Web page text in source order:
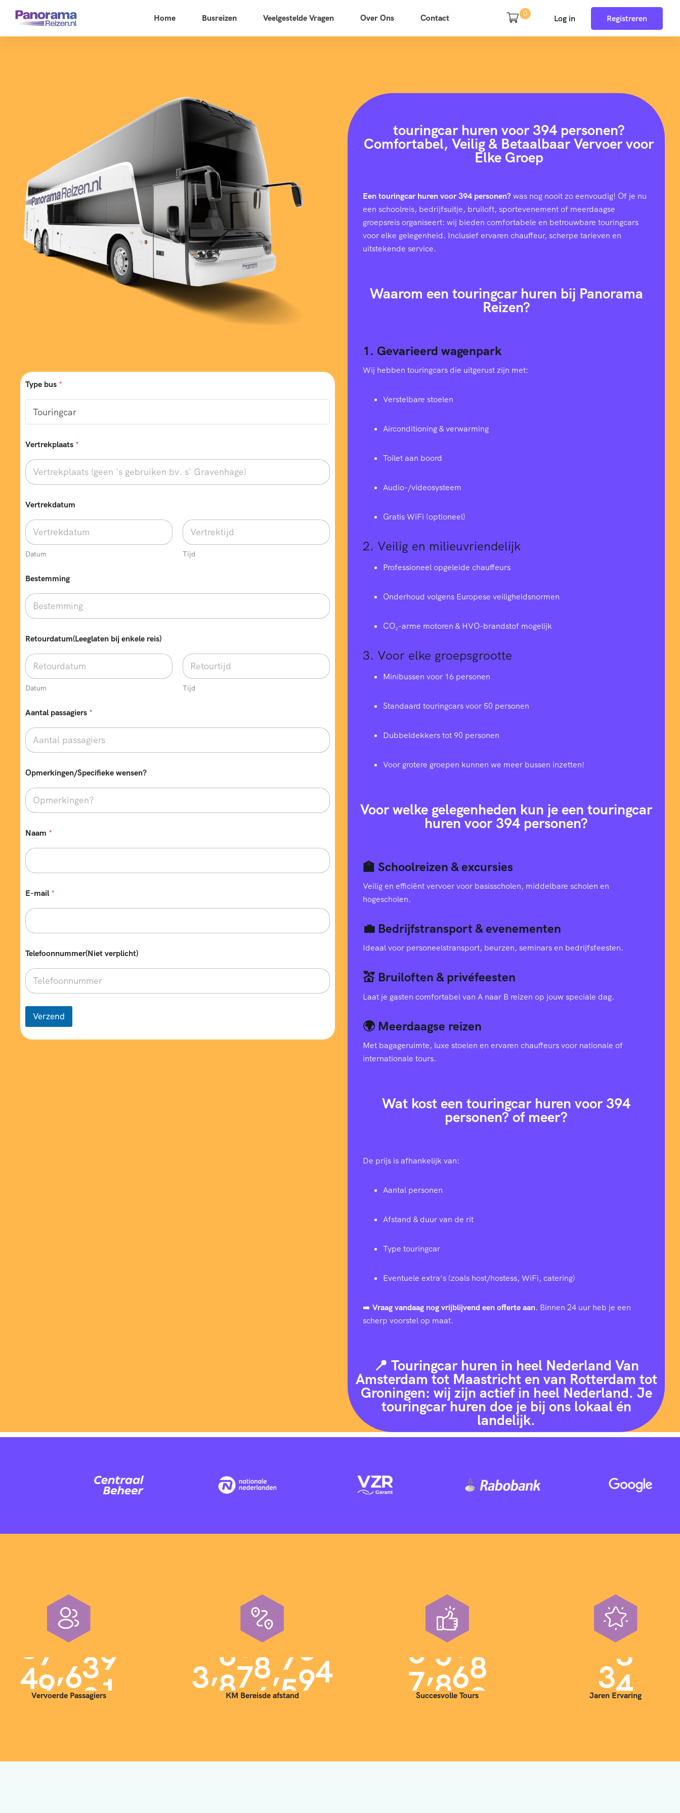
Home Busreizen Veelgestelde Vragen Over Ons Contact 0 Log in Registreren
Type bus *
Vertrekplaats *
Vertrekdatum
Datum Tijd
Bestemming
y
e
w
e
n
e
n
?
e
n
l
Retourdatum(Leeglaten bij enkele reis)
Datum Tijd
Aantal passagiers *
Opmerkingen/Specifieke wensen?
Naam *
E-mail *
Telefoonnummer(Niet verplicht)
Verzend
touringcar huren voor 394 personen?
Comfortabel, Veilig & Betaalbaar Vervoer voor
Elke Groep
Een touringcar huren voor 394 personen?was nog nooit zo eenvoudig! Of je nu
een schoolreis, bedrijfsuitje, bruiloft, sportevenement of meerdaagse
groepsreis organiseert: wij bieden comfortabele en betrouwbare touringcars
voor elke gelegenheid. Inclusief ervaren chauffeur, scherpe tarieven en
uitstekende service.
Waarom een touringcar huren bij Panorama
Reizen?
1. Gevarieerd wagenpark
Wij hebben touringcars die uitgerust zijn met:
Verstelbare stoelen
Airconditioning & verwarming
Toilet aan boord
Audio-/videosysteem
Gratis WiFi (optioneel)
2. Veilig en milieuvriendelijk
Professioneel opgeleide chauffeurs
Onderhoud volgens Europese veiligheidsnormen
CO₂-arme motoren & HVO-brandstof mogelijk
3. Voor elke groepsgrootte
Minibussen voor 16 personen
Standaard touringcars voor 50 personen
Dubbeldekkers tot 90 personen
Voor grotere groepen kunnen we meer bussen inzetten!
Voor welke gelegenheden kun je een touringcar
huren voor 394 personen?
🏫 Schoolreizen & excursies
Veilig en efficiënt vervoer voor basisscholen, middelbare scholen en
hogescholen.
💼 Bedrijfstransport & evenementen
Ideaal voor personeelstransport, beurzen, seminars en bedrijfsfeesten.
💒 Bruiloften & privéfeesten
Laat je gasten comfortabel van A naar B reizen op jouw speciale dag.
🌍 Meerdaagse reizen
Met bagageruimte, luxe stoelen en ervaren chauffeurs voor nationale of
internationale tours.
Wat kost een touringcar huren voor 394
personen? of meer?
De prijs is afhankelijk van:
Aantal personen
Afstand & duur van de rit
Type touringcar
Eventuele extra’s (zoals host/hostess, WiFi, catering)
➡️ Vraag vandaag nog vrijblijvend een offerte aan. Binnen 24 uur heb je een
scherp voorstel op maat.
📍 Touringcar huren in heel Nederland Van
Amsterdam tot Maastricht en van Rotterdam tot
Groningen: wij zijn actief in heel Nederland. Je
touringcar huren doe je bij ons lokaal én
landelijk.
40,000
Vervoerde Passagiers
3,900,000
KM Bereisde afstand
7,000
Succesvolle Tours
35
Jaren Ervaring